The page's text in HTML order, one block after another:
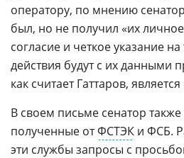
оператору, по мнению
был, но не получил «их
согласие и четкое указание
действия будут с их данными
как считает Гаттаров,
В своем письме сенатор также
полученные отФСТЭК и ФСБ.
эти службы запросы с